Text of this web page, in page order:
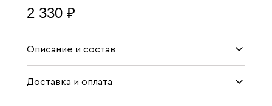
2 330 ₽
Описание и состав
Доставка и оплата